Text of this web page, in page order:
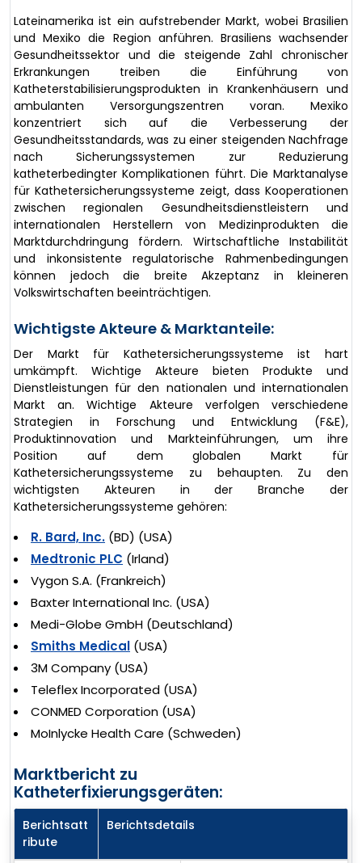
Lateinamerika ist ein aufstrebender Markt, wobei Brasilien
und Mexiko die Region anführen. Brasiliens wachsender
Gesundheitssektor und die steigende Zahl chronischer
Erkrankungen treiben die Einführung von
Katheterstabilisierungsprodukten in Krankenhäusern und
ambulanten Versorgungszentren voran. Mexiko
konzentriert sich auf die Verbesserung der
Gesundheitsstandards, was zu einer steigenden Nachfrage
nach Sicherungssystemen zur Reduzierung
katheterbedingter Komplikationen führt. Die Marktanalyse
für Kathetersicherungssysteme zeigt, dass Kooperationen
zwischen regionalen Gesundheitsdienstleistern und
internationalen Herstellern von Medizinprodukten die
Marktdurchdringung fördern. Wirtschaftliche Instabilität
und inkonsistente regulatorische Rahmenbedingungen
können jedoch die breite Akzeptanz in kleineren
Volkswirtschaften beeinträchtigen.
Wichtigste Akteure & Marktanteile:
Der Markt für Kathetersicherungssysteme ist hart
umkämpft. Wichtige Akteure bieten Produkte und
Dienstleistungen für den nationalen und internationalen
Markt an. Wichtige Akteure verfolgen verschiedene
Strategien in Forschung und Entwicklung (F&E),
Produktinnovation und Markteinführungen, um ihre
Position auf dem globalen Markt für
Kathetersicherungssysteme zu behaupten. Zu den
wichtigsten Akteuren in der Branche der
Kathetersicherungssysteme gehören:
R. Bard, Inc. (BD) (USA)
Medtronic PLC (Irland)
Vygon S.A. (Frankreich)
Baxter International Inc. (USA)
Medi-Globe GmbH (Deutschland)
Smiths Medical (USA)
3M Company (USA)
Teleflex Incorporated (USA)
CONMED Corporation (USA)
MoInlycke Health Care (Schweden)
Marktbericht zu
Katheterfixierungsgeräten:
Berichtsatt
ribute
Berichtsdetails